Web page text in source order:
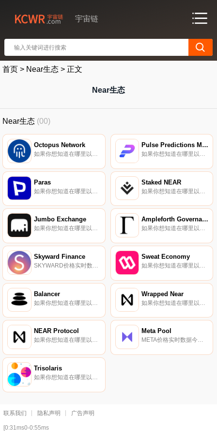
宇宙链
首页 > Near生态 > 正文
Near生态
Near生态 (00)
Octopus Network
如果你想知道在哪里以当前价格购买Octopus Network,目前交易{Octopus Network]股票的顶级加密货币交易所是BingX、Gate.io、HuoOCT、MEXC和Bibox。您可以在我们的加密货币交易所页面上找到其他列表.
Pulse Predictions Market
如果你想知道在哪里以当前价格购买Pulse Predictions Market,目前交易{Pulse Predictions Market]股票的顶级加密货币交易所是Uniswap（V2）。您可以在我们的加密货币交易所页面上找到其他列表.
Paras Staked NEAR
Jumbo Exchange
如果你想知道在哪里以当前价格购买Jumbo Exchange,目前交易{Jumbo Exchange]股票的顶级加密货币交易所是HuoJUMBO。您可以在我们的加密货币交易所页面上找到其他列表。Jumbo是一款AMM DEX,为任何人提供了一种廉价、无缝、不受约束的交易方式.
Ampleforth Governance Token
如果你想知道在哪里以当前价格购买Ampleforth Governance Token,目前交易{Ampleforth Governance Token]股票的顶级加密货币交易所是Binance、OKX、Bitrue、CoinW和BingX。您可以在我们的加密货币交易所页面上找到其他列表.
Skyward Finance
SKYWARD价格实时数据Skyward Finance是一个完全无许可的开源启动平台,允许项目在没有任何流动性的情况下启动其代币,并具有抵御机器人和sySKYWARDl攻击的最佳价格发现机制。Skyward Finance的使命是为基于NEAR协议构建的项目实现公平的代币分配和价格发现.
Sweat Economy
如果你想知道在哪里以当前价格购买Sweat Economy,目前交易{Sweat Economy]股票的顶级加密货币交易所是OKX、BySWEATt、Bitget、Hotcoin Global和CoinTiger。您可以在我们的加密货币交易所页面上找到其他列表.
Balancer Wrapped Near
NEAR Protocol
如果你想知道在哪里以当前价格购买NEAR Protocol,目前交易{NEAR Protocol]股票的顶级加密货币交易所是Binance、OKX、Deepcoin、BTCEX和Bitrue。您可以在我们的加密货币交易所页面上找到其他列表.
Meta Pool
META价格实时数据今天的实时{二进制}价格为{0000}美元,24小时交易量为{0001}美元实时价格。Meta Pool在过去24小时内下降了{0002}。当前CoinMarketCap排名为#8672,没有可用的实时市值。流通供应不可用,最大供应量为1000000000枚META硬币.
Trisolaris
如果你想知道在哪里以当前价格购买Trisolaris,目前交易{Trisolaris]股票的顶级加密货币交易所是CoinEx。您可以在我们的加密货币交易所页面上找到其他列表。Trisolaris是Aurora引擎上的头号Dex,Aurora是一个在近生态系统中运行的EVM兼容区块链.
联系我们 隐私声明 广告声明
[0:31ms0-0:55ms